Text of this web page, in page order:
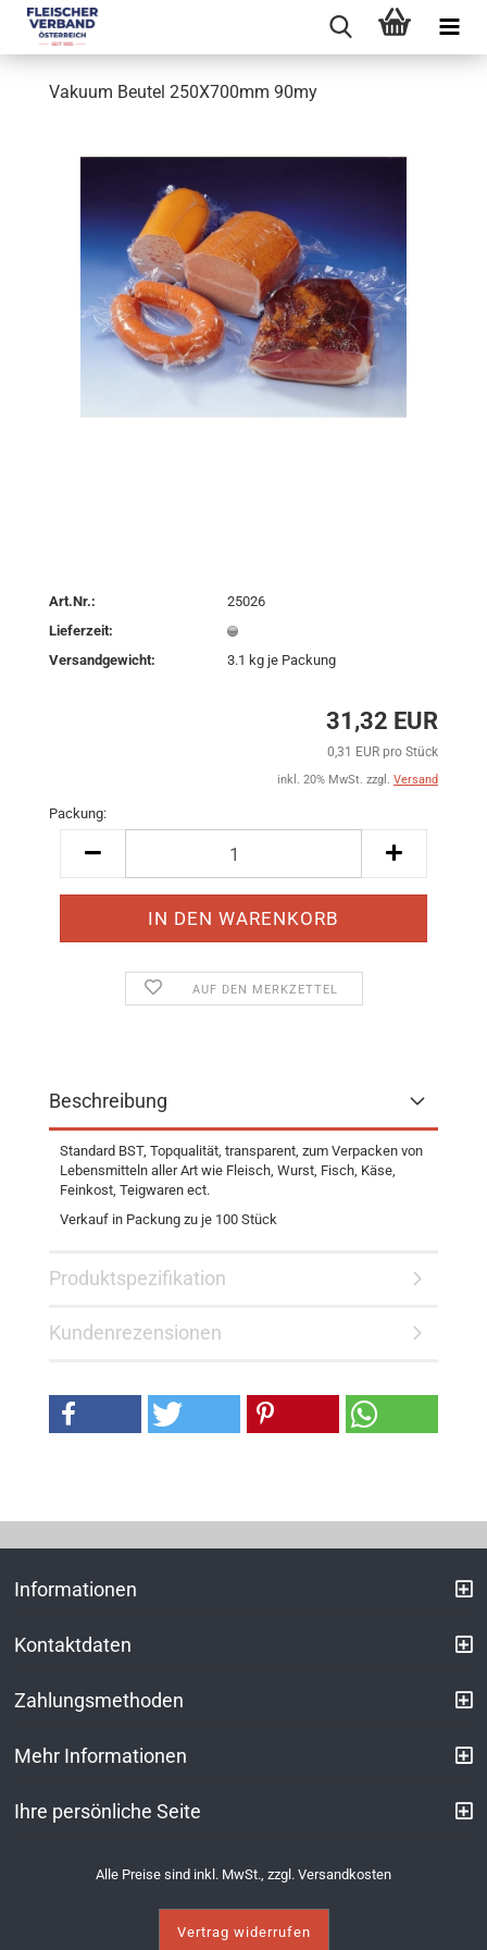
Vakuum Beutel 250X700mm 90my
Art.Nr.:
25026
Lieferzeit:
Versandgewicht:
3.1 kg je Packung
31,32 EUR
0,31 EUR pro Stück
inkl. 20% MwSt. zzgl. Versand
Packung:
AUF DEN MERKZETTEL
Beschreibung
Standard BST, Topqualität, transparent, zum Verpacken von
Lebensmitteln aller Art wie Fleisch, Wurst, Fisch, Käse,
Feinkost, Teigwaren ect.
Verkauf in Packung zu je 100 Stück
Produktspezifikation
Kundenrezensionen
Informationen
Kontaktdaten
Zahlungsmethoden
Mehr Informationen
Ihre persönliche Seite
Alle Preise sind inkl. MwSt., zzgl. Versandkosten
Vertrag widerrufen